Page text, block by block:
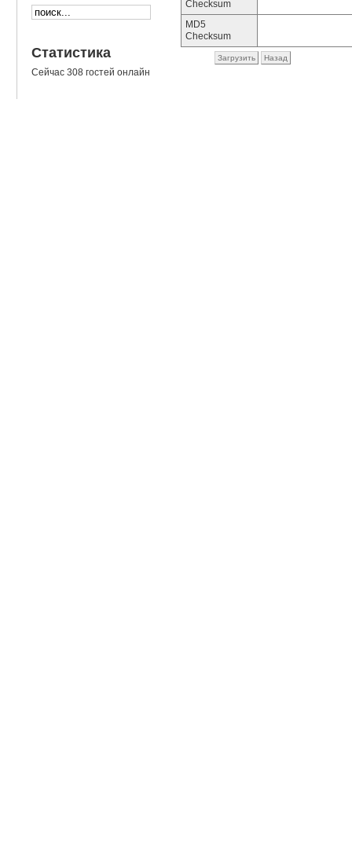
Статистика
Сейчас 308 гостей онлайн
Checksum
MD5
Checksum
Загрузить Назад